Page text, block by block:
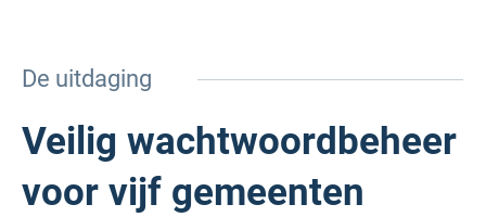
De uitdaging
Veilig wachtwoordbeheer
voor vijf gemeenten